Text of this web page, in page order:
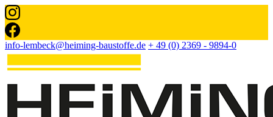
info-lembeck@heiming-baustoffe.de + 49 (0) 2369 - 9894-0